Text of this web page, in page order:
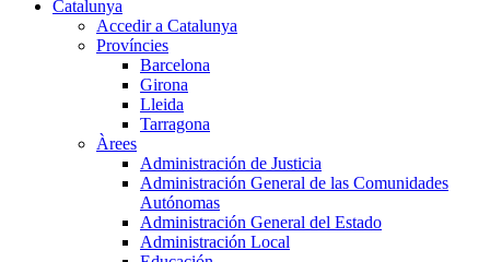
Catalunya
Accedir a Catalunya
Províncies
Barcelona
Girona
Lleida
Tarragona
Àrees
Administración de Justicia
Administración General de las Comunidades
Autónomas
Administración General del Estado
Administración Local